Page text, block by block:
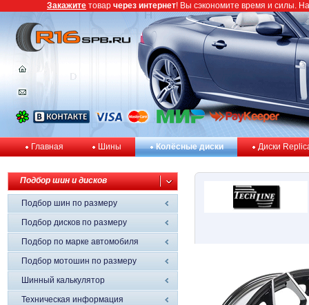
Главная Шины Колёсные диски Диски
Подбор шин и дисков
Подбор шин по размеру
Подбор дисков по размеру
Подбор по марке автомобиля
Подбор мотошин по размеру
Шинный калькулятор
Техническая информация
Закажите товар через интернет! Вы сэкономите время и силы.